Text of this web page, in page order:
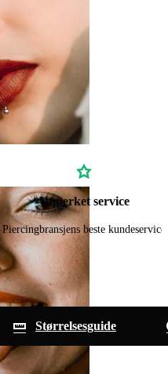
Utmerket service
Piercingbransjens beste kundeservice
Størrelsesguide